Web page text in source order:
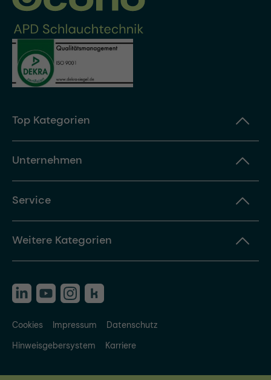
Top Kategorien
Unternehmen
Service
Weitere Kategorien
Cookies Impressum
Datenschutz
Hinweisgebersystem
Karriere